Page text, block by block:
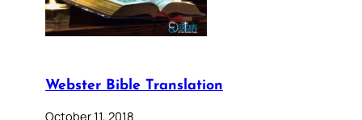
Webster Bible Translation
October 11, 2018